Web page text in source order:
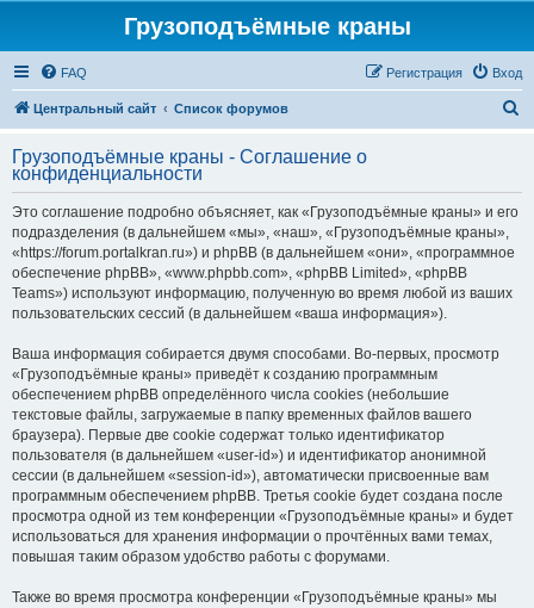
Грузоподъёмные краны
FAQ Вход
Регистрация
Центральный сайт Список форумов
с
Грузоподъёмные краны - Соглашение о
конфиденциальности
Это соглашение подробно объясняет, как «Грузоподъёмные краны» и его
подразделения (в дальнейшем «мы», «наш», «Грузоподъёмные краны»,
«https://forum.portalkran.ru») и phpBB (в дальнейшем «они», «программное
обеспечение phpBB», «www.phpbb.com», «phpBB Limited», «phpBB
Teams») используют информацию, полученную во время любой из ваших
пользовательских сессий (в дальнейшем «ваша информация»).
Ваша информация собирается двумя способами. Во-первых, просмотр
«Грузоподъёмные краны» приведёт к созданию программным
обеспечением phpBB определённого числа cookies (небольшие
текстовые файлы, загружаемые в папку временных файлов вашего
браузера). Первые две cookie содержат только идентификатор
пользователя (в дальнейшем «user-id») и идентификатор анонимной
сессии (в дальнейшем «session-id»), автоматически присвоенные вам
программным обеспечением phpBB. Третья cookie будет создана после
просмотра одной из тем конференции «Грузоподъёмные краны» и будет
использоваться для хранения информации о прочтённых вами темах,
повышая таким образом удобство работы с форумами.
Также во время просмотра конференции «Грузоподъёмные краны» мы